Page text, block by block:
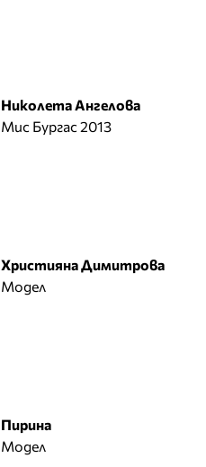
Николета Ангелова
Мис Бургас 2013
Християна Димитрова
Модел
Пирина
Модел